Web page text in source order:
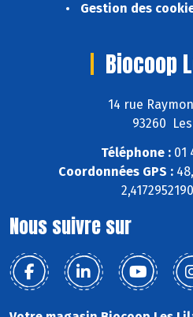
Gestion des
Biocoop
14 rue
93260
Téléphone :01
Coordonnées GPS :
Nous suivre sur